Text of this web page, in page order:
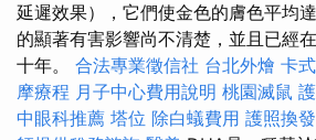
延遲效果），它們使金色的膚色平均
的顯著有害影響尚不清楚，並且已經
十年。 合法專業徵信社 台北外燴 卡
摩療程 月子中心費用說明 桃園滅鼠
中眼科推薦 塔位 除白蟻費用 護照換發